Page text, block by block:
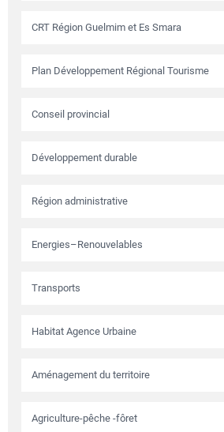
CRT Région Guelmim et Es Smara
Plan Développement Régional Tourisme
Conseil provincial
Développement durable
Région administrative
Energies–Renouvelables
Transports
Habitat Agence Urbaine
Aménagement du territoire
Agriculture-pêche -fôret